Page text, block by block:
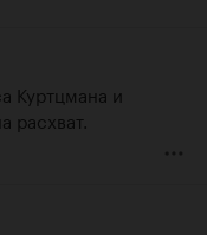
Куртцмана и
расхват.